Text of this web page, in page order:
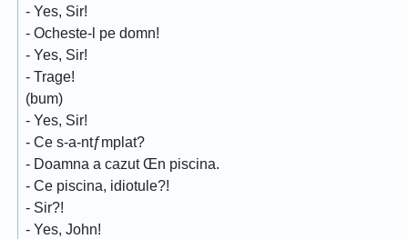
- Yes, Sir!
- Ocheste-l pe domn!
- Yes, Sir!
- Trage!
(bum)
- Yes, Sir!
- Ce s-a-ntƒmplat?
- Doamna a cazut Œn piscina.
- Ce piscina, idiotule?!
- Sir?!
- Yes, John!